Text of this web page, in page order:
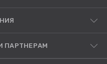
ПАРТНЕРАМ